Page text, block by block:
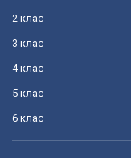
2 клас
3 клас
4 клас
5 клас
6 клас